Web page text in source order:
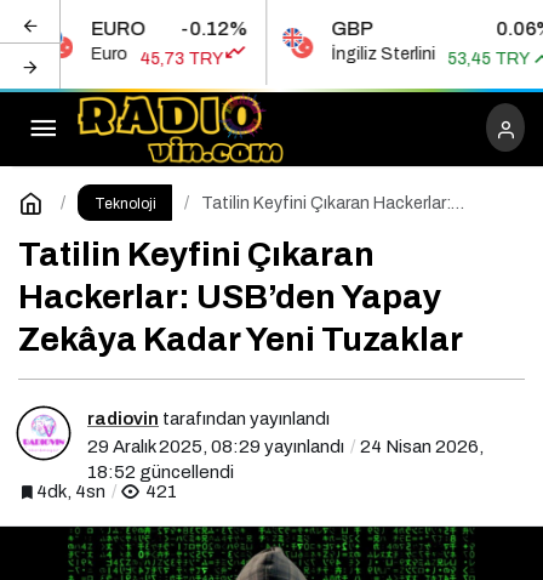
EURO -0.12%
45,73 TRY
GBP
İngiliz Sterlini 53,45 TRY
Teknoloji
Tatilin Keyfini Çıkaran Hackerlar:
Tuzaklar
Tatilin Keyfini Çıkaran
Hackerlar: USB’den Yapay
Zekâya Kadar Yeni Tuzaklar
radiovin tarafından yayınlandı
29 Aralık 2025, 08:29 yayınlandı
24 Nisan 2026,
18:52 güncellendi
4dk, 4sn
421
Kandıra Haber: Kandıra’da Doğru Habere
Ulaşmanın Kısa Yolu
Yorum Yap Paylaş